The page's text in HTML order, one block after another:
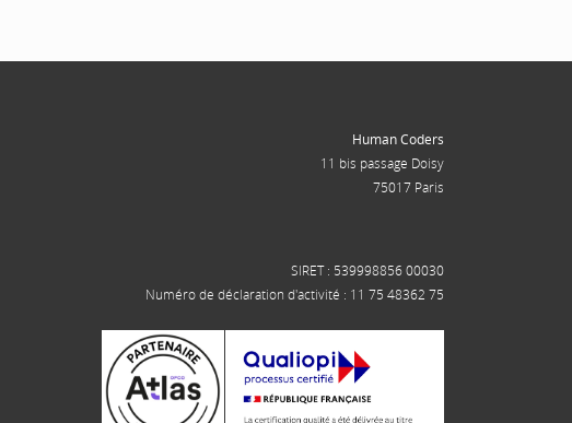
Human Coders
11 bis passage Doisy
75017 Paris
SIRET : 539998856 00030
Numéro de déclaration d'activité : 11 75 48362 75